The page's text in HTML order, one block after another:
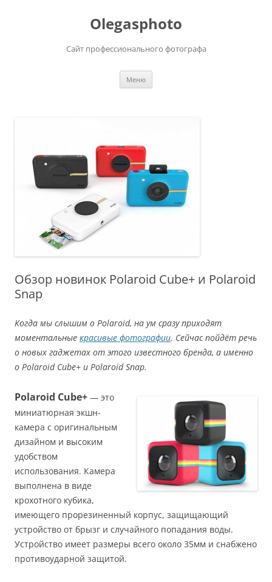
Olegasphoto
Сайт профессионального фотографа
Меню
Обзор новинок Polaroid Cube+ и Polaroid
Snap
Когда мы слышим о Polaroid, на ум сразу приходят
моментальные красивые фотографии. Сейчас пойдёт речь
о новых гаджетах от этого известного бренда, а именно
о Polaroid Cube+ и Polaroid Snap.
Polaroid Cube+ — это
миниатюрная экшн-
камера с оригинальным
дизайном и высоким
удобством
использования. Камера
выполнена в виде
крохотного кубика,
имеющего прорезиненный корпус, защищающий
устройство от брызг и случайного попадания воды.
Устройство имеет размеры всего около 35мм и снабжено
противоударной защитой.